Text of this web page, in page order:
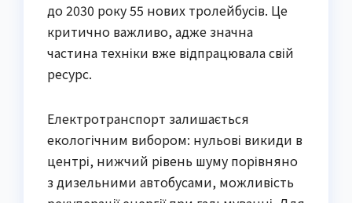
до 2030 року 55 нових тролейбусів. Це
критично важливо, адже значна
частина техніки вже відпрацювала свій
ресурс.
Електротранспорт залишається
екологічним вибором: нульові викиди в
центрі, нижчий рівень шуму порівняно
з дизельними автобусами, можливість